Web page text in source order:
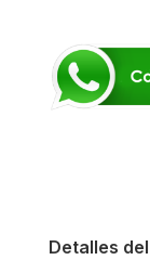
Detalles